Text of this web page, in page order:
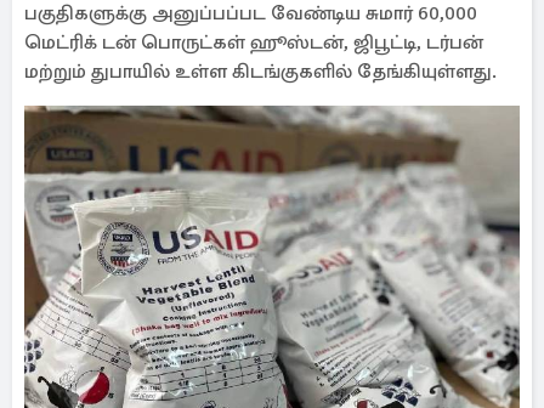
பகுதிகளுக்கு அனுப்பப்பட வேண்டிய சுமார் 60,000
மெட்ரிக் டன் பொருட்கள் ஹூஸ்டன், ஜிபூட்டி, டர்பன்
மற்றும் துபாயில் உள்ள கிடங்குகளில் தேங்கியுள்ளது.